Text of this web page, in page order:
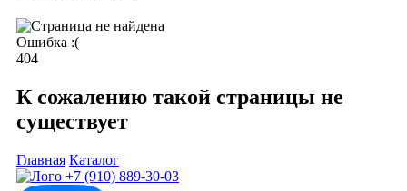
Ошибка :(
404
К сожалению такой страницы не
существует
Главная Каталог
+7 (910) 889-30-03